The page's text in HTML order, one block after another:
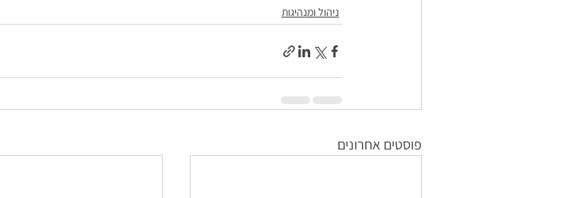
ניהול ומנהיגות
פוסטים אחרונים